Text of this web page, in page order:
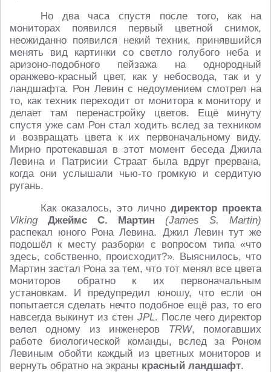
Но два часа спустя после того, как на
мониторах появился первый цветной снимок,
неожиданно появился некий техник, принявшийся
менять вид картинки со светло голубого неба и
аризоно-подобного пейзажа на однородный
оранжево-красный цвет, как у небосвода, так и у
ландшафта. Рон Левин с недоумением смотрел на
то, как техник переходит от монитора к монитору и
делает там перенастройку цветов. Ещё минуту
спустя уже сам Рон стал ходить вслед за техником
и возвращать цвета к их первоначальному виду.
Мирно протекавшая в этот момент беседа Джила
Левина и Патрисии Страат была вдруг прервана,
когда они услышали чью-то громкую и сердитую
ругань.
Как оказалось, это лично директор проекта
Viking
Джеймс С. Мартин
(James S. Martin)
распекал юного Рона Левина. Джил Левин тут же
подошёл к месту разборки с вопросом типа «что
здесь, собственно, происходит?». Выяснилось, что
Мартин застал Рона за тем, что тот менял все цвета
мониторов обратно к их первоначальным
установкам. И предупредил юношу, что если он
попытается сделать нечто подобное ещё раз, то его
навсегда выкинут из стен JPL. После чего директор
велел одному из инженеров TRW, помогавших
работе биологической команды, вслед за Роном
Левиным обойти каждый из цветных мониторов и
вернуть обратно на экраны красный ландшафт.